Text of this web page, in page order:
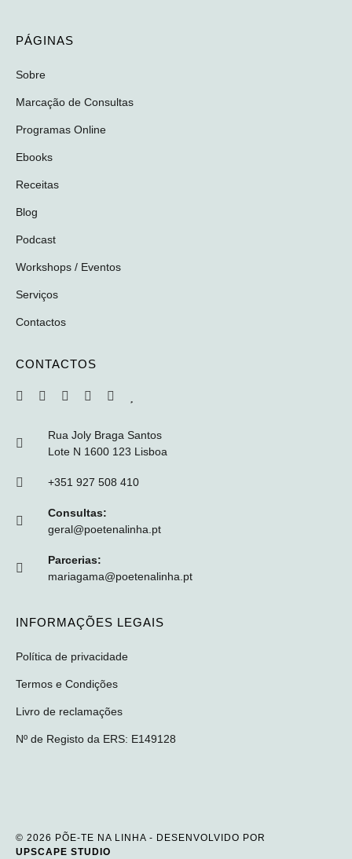
PÁGINAS
Sobre
Marcação de Consultas
Programas Online
Ebooks
Receitas
Blog
Podcast
Workshops / Eventos
Serviços
Contactos
CONTACTOS
Rua Joly Braga Santos
Lote N 1600 123 Lisboa
+351 927 508 410
Consultas:
geral@poetenalinha.pt
Parcerias:
mariagama@poetenalinha.pt
INFORMAÇÕES LEGAIS
Política de privacidade
Termos e Condições
Livro de reclamações
Nº de Registo da ERS: E149128
© 2026 PÕE-TE NA LINHA - DESENVOLVIDO POR
UPSCAPE STUDIO